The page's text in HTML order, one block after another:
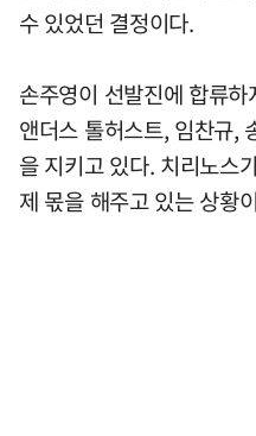
수 있었던 결정이다.
손주영이 선발진에 합류
앤더스 톨허스트, 임찬규,
을 지키고 있다. 치리노스
제 몫을 해주고 있는 상황